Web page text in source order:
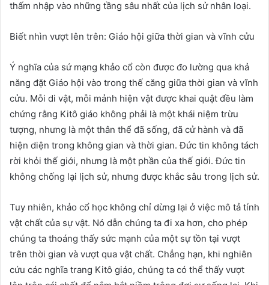
thấm nhập vào những tầng sâu nhất của lịch sử nhân loại.
Biết nhìn vượt lên trên: Giáo hội giữa thời gian và vĩnh cửu
Ý nghĩa của sứ mạng khảo cổ còn được đo lường qua khả
năng đặt Giáo hội vào trong thế căng giữa thời gian và vĩnh
cửu. Mỗi di vật, mỗi mảnh hiện vật được khai quật đều làm
chứng rằng Kitô giáo không phải là một khái niệm trừu
tượng, nhưng là một thân thể đã sống, đã cử hành và đã
hiện diện trong không gian và thời gian. Đức tin không tách
rời khỏi thế giới, nhưng là một phần của thế giới. Đức tin
không chống lại lịch sử, nhưng được khắc sâu trong lịch sử.
Tuy nhiên, khảo cổ học không chỉ dừng lại ở việc mô tả tính
vật chất của sự vật. Nó dẫn chúng ta đi xa hơn, cho phép
chúng ta thoáng thấy sức mạnh của một sự tồn tại vượt
trên thời gian và vượt qua vật chất. Chẳng hạn, khi nghiên
cứu các nghĩa trang Kitô giáo, chúng ta có thể thấy vượt